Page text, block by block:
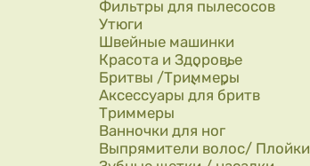
Фильтры для пылесосов
Утюги
Швейные машинки
Красота и Здоровье
Бритвы /Триммеры
Аксессуары для бритв
Триммеры
Ванночки для ног
Выпрямители волос/ Плойки